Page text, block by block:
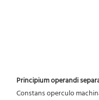
Principium operandi